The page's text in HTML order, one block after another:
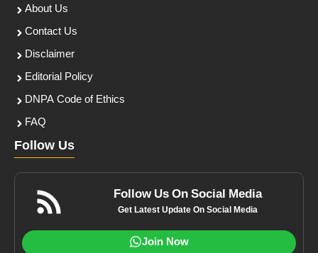
About Us
Contact Us
Disclaimer
Editorial Policy
DNPA Code of Ethics
FAQ
Follow Us
Follow Us On Social Media
Get Latest Update On Social Media
Join Now